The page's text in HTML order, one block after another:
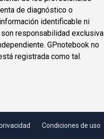
de diagnóstico o
identificable ni
responsabilidad exclusiva
GPnotebook no
registrada como tal.
Condiciones de uso